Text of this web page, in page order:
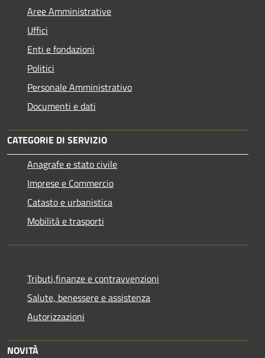
Aree Amministrative
Uffici
Enti e fondazioni
Politici
Personale Amministrativo
Documenti e dati
CATEGORIE DI SERVIZIO
Anagrafe e stato civile
Imprese e Commercio
Catasto e urbanistica
Mobilità e trasporti
Tributi,finanze e contravvenzioni
Salute, benessere e assistenza
Autorizzazioni
NOVITÀ